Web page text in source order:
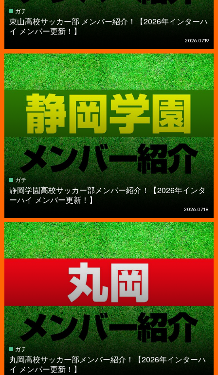
ガチ
東山高校サッカー部 メンバー紹介！【2026年インターハ
イ メンバー更新！】
2026.07.19
ガチ
静岡学園高校サッカー部メンバー紹介！【2026年インタ
ーハイ メンバー更新！】
2026.07.18
ガチ
丸岡高校サッカー部メンバー紹介！【2026年インターハ
イ メンバー更新！】